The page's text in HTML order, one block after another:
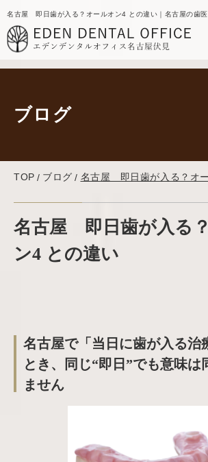
ブログ
TOP ブログ 名古屋 即日歯が入る？オ
名古屋 即日歯が入る
ン4 との違い
名古屋で「当日に歯が入る治
とき、同じ“即日”でも意味は
ません